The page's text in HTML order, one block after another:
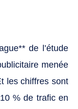
de l’étude
menée
les chiffres sont
% de trafic en